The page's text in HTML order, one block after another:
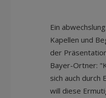
Ein
Kapellen und
der
Bayer-Ortner:
sich auch durch
will diese